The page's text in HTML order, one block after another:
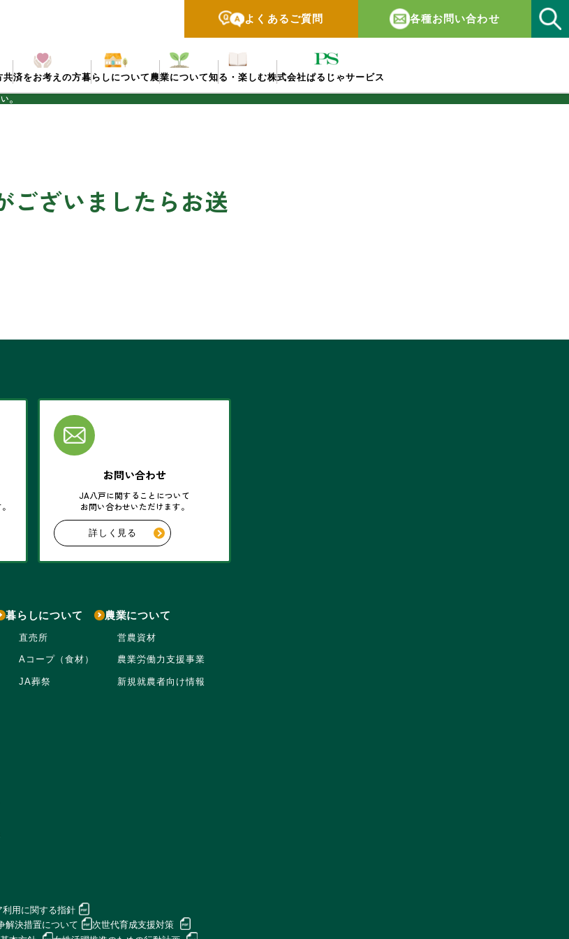
よくあるご質問 各種お問い合わせ
共済をお考えの方暮らしについて 農業について知る・楽しむ株式会社ぱるじゃサービス
。
ございましたらお送
お問い合わせ
JA八戸に関することについて
お問い合わせいただけます。
詳しく見る
暮らしについて
直売所
Aコープ（食材）
JA葬祭
農業について
営農資材
農業労働力支援事業
新規就農者向け情報
用に関する指針
解決措置について
次世代育成支援対策